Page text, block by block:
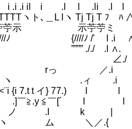
il i .l l .li .l l il
＿L lヽ Tj Tj T ﾌ ﾊ
示苧苧ミ i
l .i ∧ あんなモヒモ
././ .l ∧.
ヽ ∠./
rっ ／.i
l .l ヽ .ィ
7.t t イ} 77.) l l
≧.y ≦￣[´ l
ノ .l k |
ヽ ム ＼／